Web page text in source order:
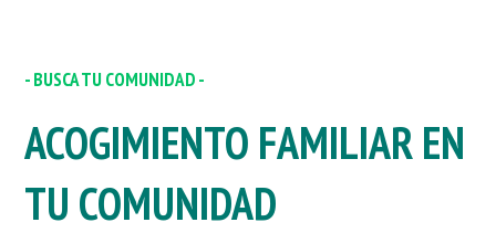
- BUSCA TU COMUNIDAD -
ACOGIMIENTO FAMILIAR EN
TU COMUNIDAD